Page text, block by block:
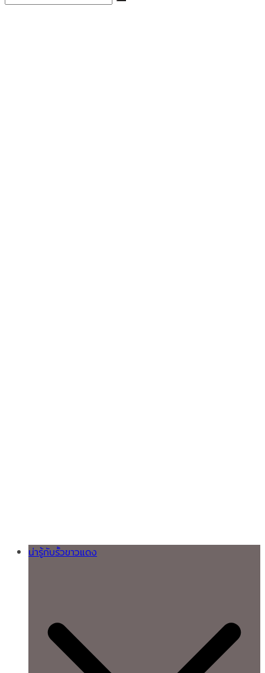
น่ารู้กับรั้วขาวแดง